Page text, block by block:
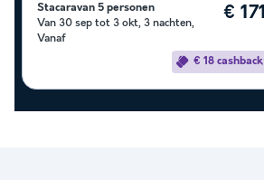
Stacaravan 5 personen
Van 30 sep tot 3 okt, 3 nachten,
Vanaf
€ 171
€ 18 cashback